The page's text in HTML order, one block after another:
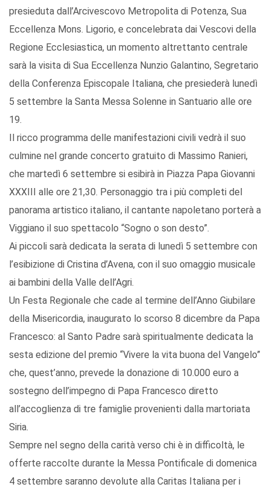
presieduta dall’Arcivescovo Metropolita di Potenza, Sua
Eccellenza Mons. Ligorio, e concelebrata dai Vescovi della
Regione Ecclesiastica, un momento altrettanto centrale
sarà la visita di Sua Eccellenza Nunzio Galantino, Segretario
della Conferenza Episcopale Italiana, che presiederà lunedì
5 settembre la Santa Messa Solenne in Santuario alle ore
19.
Il ricco programma delle manifestazioni civili vedrà il suo
culmine nel grande concerto gratuito di Massimo Ranieri,
che martedì 6 settembre si esibirà in Piazza Papa Giovanni
XXXIII alle ore 21,30. Personaggio tra i più completi del
panorama artistico italiano, il cantante napoletano porterà a
Viggiano il suo spettacolo “Sogno o son desto”.
Ai piccoli sarà dedicata la serata di lunedì 5 settembre con
l’esibizione di Cristina d’Avena, con il suo omaggio musicale
ai bambini della Valle dell’Agri.
Un Festa Regionale che cade al termine dell’Anno Giubilare
della Misericordia, inaugurato lo scorso 8 dicembre da Papa
Francesco: al Santo Padre sarà spiritualmente dedicata la
sesta edizione del premio “Vivere la vita buona del Vangelo”
che, quest’anno, prevede la donazione di 10.000 euro a
sostegno dell’impegno di Papa Francesco diretto
all’accoglienza di tre famiglie provenienti dalla martoriata
Siria.
Sempre nel segno della carità verso chi è in difficoltà, le
offerte raccolte durante la Messa Pontificale di domenica
4 settembre saranno devolute alla Caritas Italiana per i